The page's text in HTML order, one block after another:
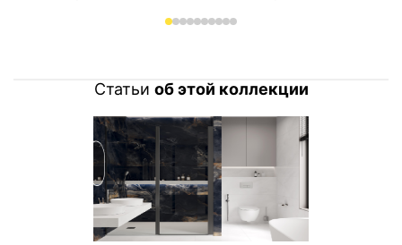
Статьи об этой коллекции